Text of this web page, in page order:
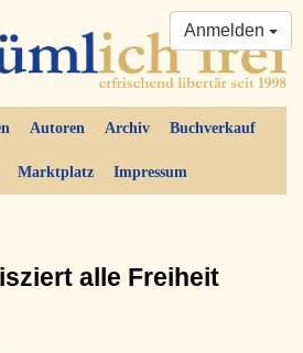
Autoren Archiv Buchverkauf
Marktplatz Impressum
Anmelden
alle Freiheit